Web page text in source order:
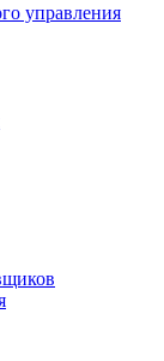
управления